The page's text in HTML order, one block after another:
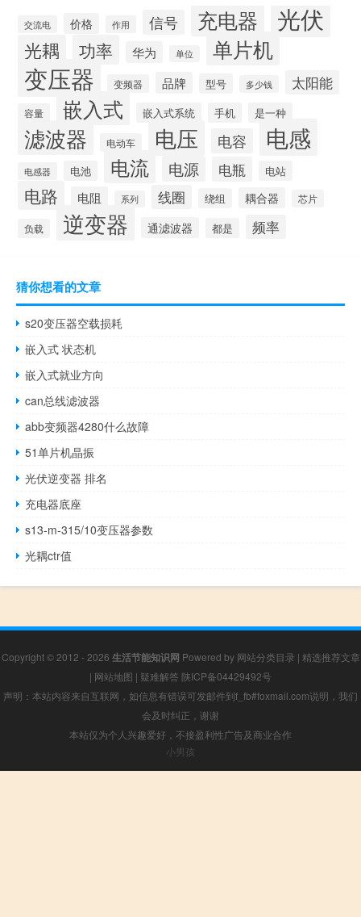
交流电 价格 作用 信号 充电器 光伏
光耦 功率 华为 单位 单片机
变压器 变频器 品牌 型号 多少钱 太阳能
容量 嵌入式 嵌入式系统 手机 是一种
滤波器 电动车 电压 电容 电感
电感器 电池 电流 电源 电瓶 电站
电路 电阻 系列 线圈 绕组 耦合器 芯片
负载 逆变器 通滤波器 都是 频率
猜你想看的文章
s20变压器空载损耗
嵌入式 状态机
嵌入式就业方向
can总线滤波器
abb变频器4280什么故障
51单片机晶振
光伏逆变器 排名
充电器底座
s13-m-315/10变压器参数
光耦ctr值
Copyright © 2012 - 2026 生活节能知识网 Powered by 网站分类目录 | 精选推荐文章
| 网站地图 | 疑难解答 陕ICP备04429492号
声明：本站内容来自互联网，如信息有错误可发邮件到f_fb#foxmail.com说明，我们
会及时纠正，谢谢
本站仅为个人兴趣爱好，不接盈利性广告及商业合作
小男孩